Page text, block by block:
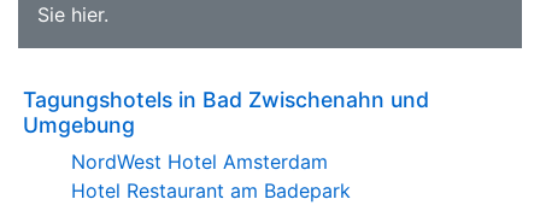
Sie hier.
Tagungshotels in Bad Zwischenahn und
Umgebung
NordWest Hotel Amsterdam
Hotel Restaurant am Badepark